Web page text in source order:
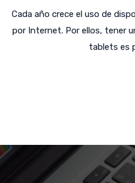
Cada año crece el uso de
por Internet. Por ellos, tener
tablets es